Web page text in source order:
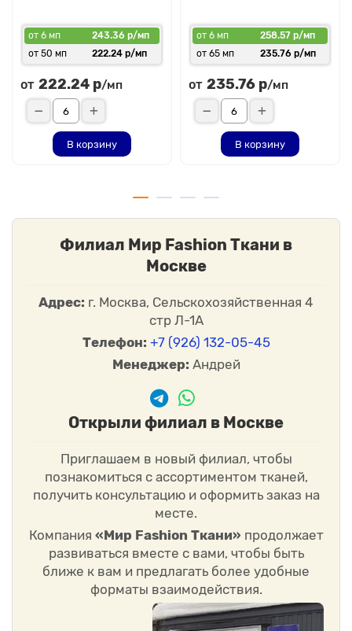
от 6 мп
243.36 р/мп
от 50 мп
222.24 р/мп
от 222.24 р/мп
В корзину
от 6 мп
258.57 р/мп
от 65 мп
235.76 р/мп
от 235.76 р/мп
В корзину
Филиал Мир Fashion Ткани в
Москве
Адрес: г. Москва, Сельскохозяйственная 4
стр Л-1А
Телефон: +7 (926) 132-05-45
Менеджер: Андрей
Открыли филиал в Москве
Приглашаем в новый филиал, чтобы
познакомиться с ассортиментом тканей,
получить консультацию и оформить заказ на
месте.
Компания «Мир Fashion Ткани» продолжает
развиваться вместе с вами, чтобы быть
ближе к вам и предлагать более удобные
форматы взаимодействия.